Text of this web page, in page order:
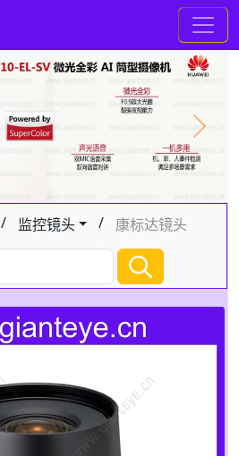
Next
/ 监控镜头 / 康标达镜头